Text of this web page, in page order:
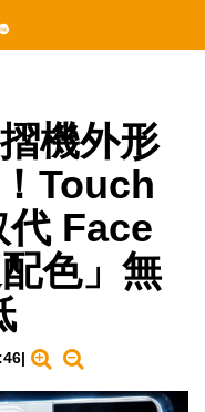
機外形
Touch
代 Face
色」無
|